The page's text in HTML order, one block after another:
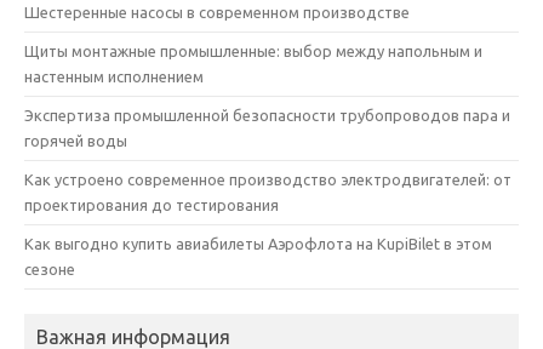
Шестеренные насосы в современном производстве
Щиты монтажные промышленные: выбор между напольным и
настенным исполнением
Экспертиза промышленной безопасности трубопроводов пара и
горячей воды
Как устроено современное производство электродвигателей: от
проектирования до тестирования
Как выгодно купить авиабилеты Аэрофлота на KupiBilet в этом
сезоне
Важная информация